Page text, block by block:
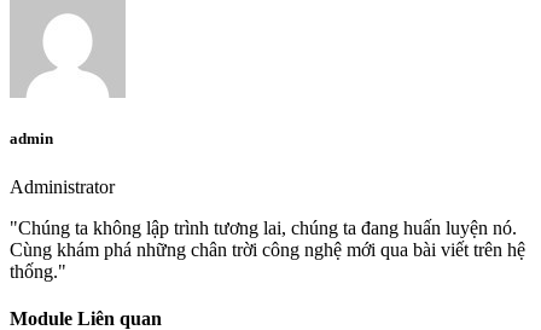
admin
Administrator
"Chúng ta không lập trình tương lai, chúng ta đang huấn luyện nó.
Cùng khám phá những chân trời công nghệ mới qua bài viết trên hệ
thống."
Module Liên quan